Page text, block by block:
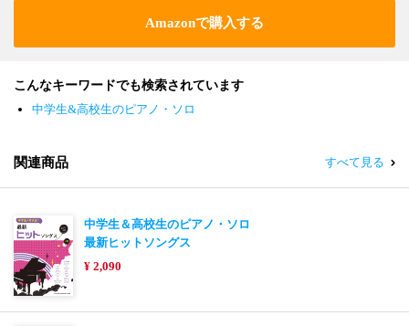
Amazonで購入する
こんなキーワードでも検索されています
中学生&高校生のピアノ・ソロ
関連商品 すべて見る
中学生＆高校生のピアノ・ソロ
最新ヒットソングス
¥ 2,090